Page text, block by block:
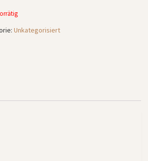
Unkategorisiert